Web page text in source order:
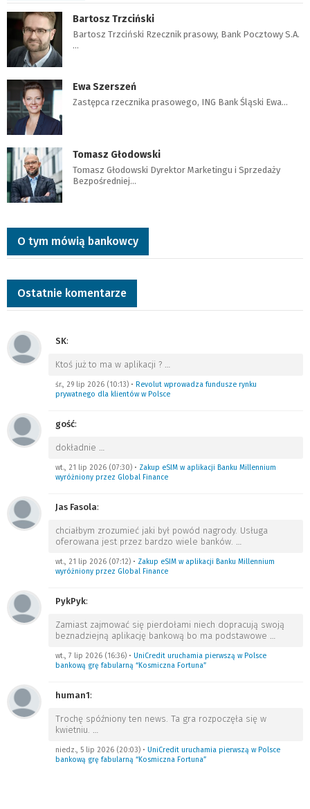
Bartosz Trzciński
Bartosz Trzciński Rzecznik prasowy, Bank Pocztowy S.A.
…
Ewa Szerszeń
Zastępca rzecznika prasowego, ING Bank Śląski Ewa…
Tomasz Głodowski
Tomasz Głodowski Dyrektor Marketingu i Sprzedaży
Bezpośredniej…
O tym mówią bankowcy
Ostatnie komentarze
SK:
Ktoś już to ma w aplikacji ? …
śr., 29 lip 2026 (10:13) • Revolut wprowadza fundusze rynku
prywatnego dla klientów w Polsce
gość:
dokładnie …
wt., 21 lip 2026 (07:30) • Zakup eSIM w aplikacji Banku Millennium
wyróżniony przez Global Finance
Jas Fasola:
chciałbym zrozumieć jaki był powód nagrody. Usługa
oferowana jest przez bardzo wiele banków. …
wt., 21 lip 2026 (07:12) • Zakup eSIM w aplikacji Banku Millennium
wyróżniony przez Global Finance
PykPyk:
Zamiast zajmować się pierdołami niech dopracują swoją
beznadziejną aplikację bankową bo ma podstawowe …
wt., 7 lip 2026 (16:36) • UniCredit uruchamia pierwszą w Polsce
bankową grę fabularną “Kosmiczna Fortuna”
human1:
Trochę spóźniony ten news. Ta gra rozpoczęła się w
kwietniu. …
niedz., 5 lip 2026 (20:03) • UniCredit uruchamia pierwszą w Polsce
bankową grę fabularną “Kosmiczna Fortuna”